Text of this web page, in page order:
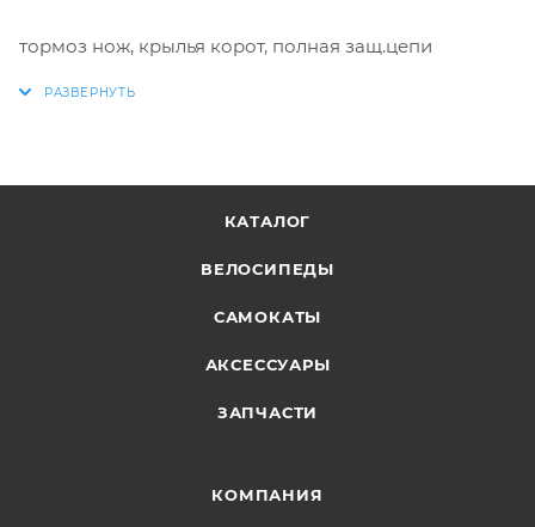
тормоз нож, крылья корот, полная защ.цепи
КАТАЛОГ
ВЕЛОСИПЕДЫ
САМОКАТЫ
АКСЕССУАРЫ
ЗАПЧАСТИ
КОМПАНИЯ